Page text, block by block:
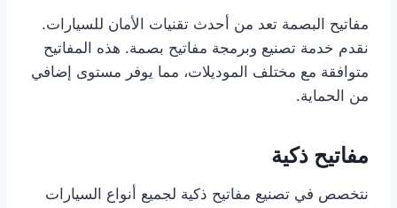
مفاتيح البصمة تعد من أحدث تقنيات الأمان للسيارات.
نقدم خدمة تصنيع وبرمجة مفاتيح بصمة. هذه المفاتيح
متوافقة مع مختلف الموديلات، مما يوفر مستوى إضافي
من الحماية.
مفاتيح ذكية
نتخصص في تصنيع مفاتيح ذكية لجميع أنواع السيارات